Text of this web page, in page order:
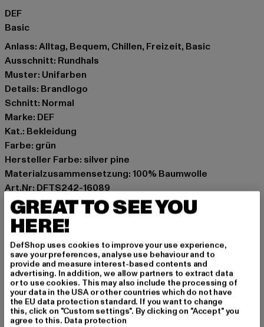
DEF
Basic
Anlass: Alltag, Bequem, Chillen, Freizeit, Basic
Ausschnitt: Rundhals
Muster: Unifarben
Details: Brandlogo
Schnitt: Normal
Marke: DEF
Kat.: Bekleidung
Farbe: grün
Hersteller Farbe: silver pine
Materialzusammensetzung: 100% Baumwolle
Art.Nr: DFTS242-16089
Hersteller: TB International GmbH |info@tbint.de
Dr.-Robert-Murjahn-Straße 7 | 64372 Ober-Ramstadt |
DE
GRÖSSE & PASSFORM
PFLEGEHINWEISE
GREAT TO SEE YOU
HERE!
DefShop uses cookies to improve your use experience,
save your preferences, analyse use behaviour and to
provide and measure interest-based contents and
advertising. In addition, we allow partners to extract data
or to use cookies. This may also include the processing of
your data in the USA or other countries which do not have
the EU data protection standard. If you want to change
this, click on "Custom settings". By clicking on "Accept" you
agree to this. Data protection